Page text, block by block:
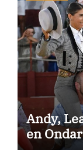
Andy,
en